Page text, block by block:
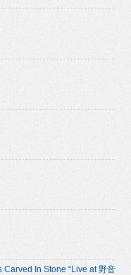
Carved In Stone “Live at 野音